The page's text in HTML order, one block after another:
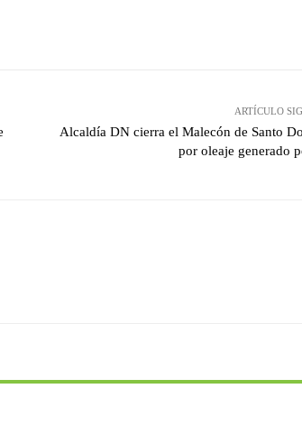
ARTÍCULO
Alcaldía DN cierra el Malecón de Santo
por oleaje generado